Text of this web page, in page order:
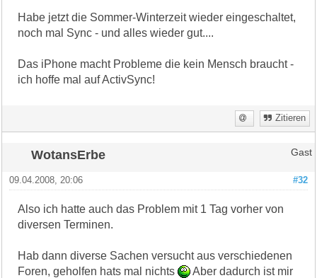
Habe jetzt die Sommer-Winterzeit wieder eingeschaltet,
noch mal Sync - und alles wieder gut....
Das iPhone macht Probleme die kein Mensch braucht -
ich hoffe mal auf ActivSync!
Zitieren
WotansErbe Gast
#32
09.04.2008, 20:06
Also ich hatte auch das Problem mit 1 Tag vorher von
diversen Terminen.
Hab dann diverse Sachen versucht aus verschiedenen
Foren, geholfen hats mal nichts
Aber dadurch ist mir